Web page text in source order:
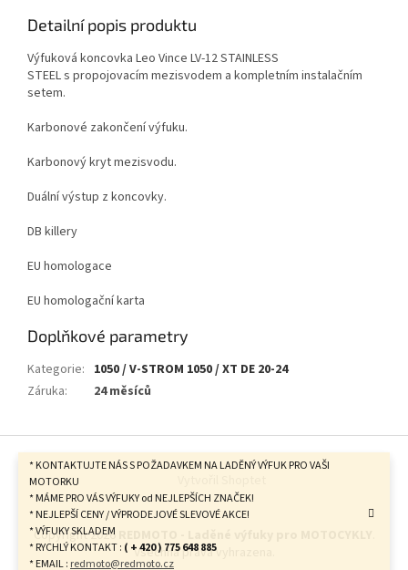
* KONTAKTUJTE NÁS S POŽADAVKEM NA LADĚNÝ VÝFUK PRO VAŠI
MOTORKU
* MÁME PRO VÁS VÝFUKY od NEJLEPŠÍCH ZNAČEK!
* NEJLEPŠÍ CENY / VÝPRODEJOVÉ SLEVOVÉ AKCE!
* VÝFUKY SKLADEM
* RYCHLÝ KONTAKT : ( + 420 ) 775 648 885
* EMAIL : redmoto@redmoto.cz
Detailní popis produktu
Výfuková koncovka Leo Vince LV-12STAINLESS
STEELs propojovacím mezisvodem a kompletním instalačním
setem.
Karbonové zakončení výfuku.
Karbonový kryt mezisvodu.
Duální výstup z koncovky.
DB killery
EU homologace
EU homologační karta
Doplňkové parametry
Kategorie: 1050 / V-STROM 1050 / XT DE 20-24
Záruka: 24 měsíců
Copyright 2026
Všechna práva vyhrazena.